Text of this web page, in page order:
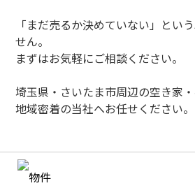
「まだ売るか決めていない」とい
せん。
まずはお気軽にご相談ください。
埼玉県・さいたま市周辺の空き家
地域密着の当社へお任せください。